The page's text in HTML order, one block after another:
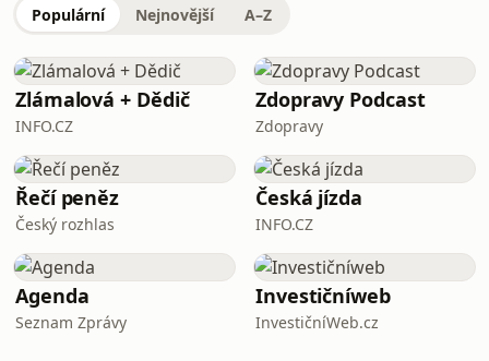
Populární Nejnovější A–Z
Zlámalová + Dědič
INFO.CZ
Zdopravy Podcast
Zdopravy
Řečí peněz
Český rozhlas
Česká jízda
INFO.CZ
Agenda
Seznam Zprávy
Investičníweb
InvestičníWeb.cz